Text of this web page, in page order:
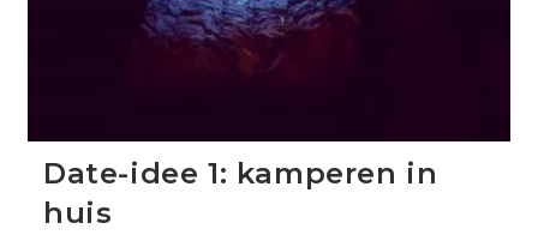
Date-idee 1: kamperen in
huis